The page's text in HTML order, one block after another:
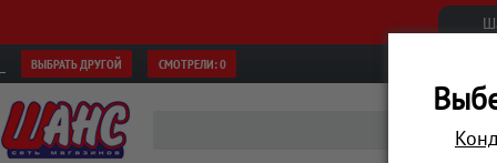
ВЫБРАТЬ ДРУГОЙ СМОТРЕЛИ:0